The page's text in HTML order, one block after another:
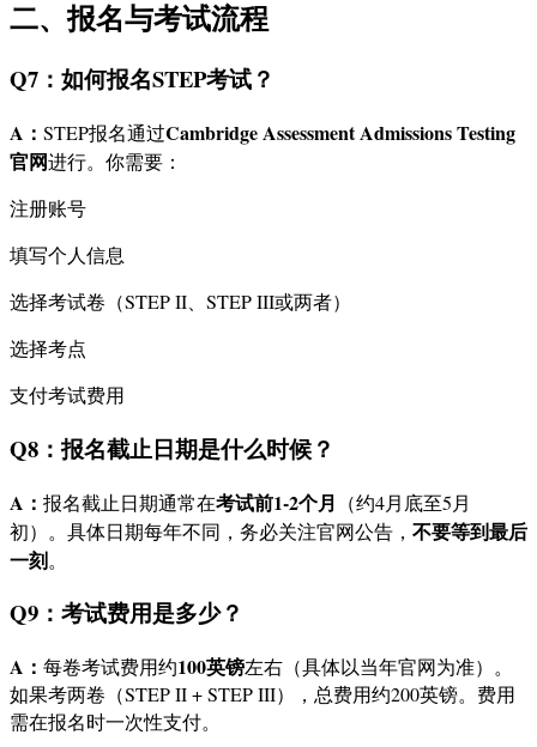
二、报名与考试流程
Q7：如何报名STEP考试？
A： STEP报名通过Cambridge Assessment Admissions Testing
官网进行。你需要：
注册账号
填写个人信息
选择考试卷（STEP II、STEP III或两者）
选择考点
支付考试费用
Q8：报名截止日期是什么时候？
A： 报名截止日期通常在考试前1-2个月 （约4月底至5月
初）。具体日期每年不同，务必关注官网公告， 不要等到最后
一刻。
Q9：考试费用是多少？
A： 每卷考试费用约100英镑左右（具体以当年官网为准）。
如果考两卷（STEP II + STEP III），总费用约200英镑。费用
需在报名时一次性支付。